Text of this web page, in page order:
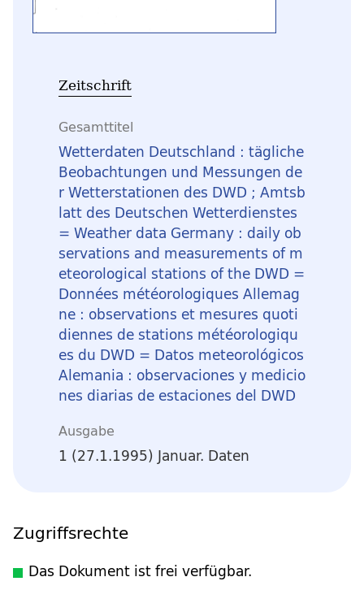
Zeitschrift
Gesamttitel
Wetterdaten Deutschland : tägliche
Beobachtungen und Messungen de
r Wetterstationen des DWD ; Amtsb
latt des Deutschen Wetterdienstes
= Weather data Germany : daily ob
servations and measurements of m
eteorological stations of the DWD =
Données météorologiques Allemag
ne : observations et mesures quoti
diennes de stations météorologiqu
es du DWD = Datos meteorológicos
Alemania : observaciones y medicio
nes diarias de estaciones del DWD
Ausgabe
1 (27.1.1995) Januar. Daten
Zugriffsrechte
Das Dokument ist frei verfügbar.